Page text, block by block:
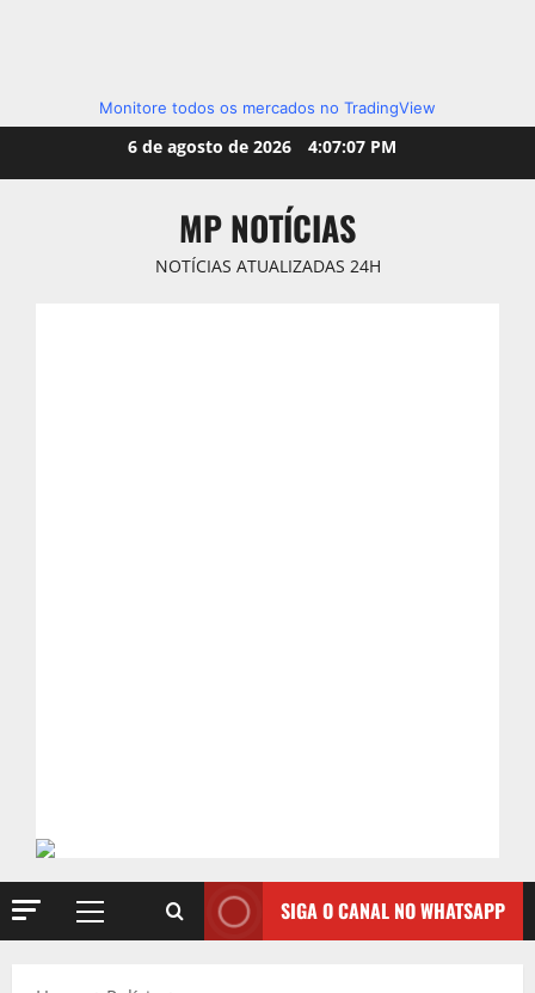
Monitore todos os mercados no TradingView
6 de agosto de 2026 4:07:08 PM
MP NOTÍCIAS
NOTÍCIAS ATUALIZADAS 24H
Primary
SIGA O CANAL NO WHATSAPP